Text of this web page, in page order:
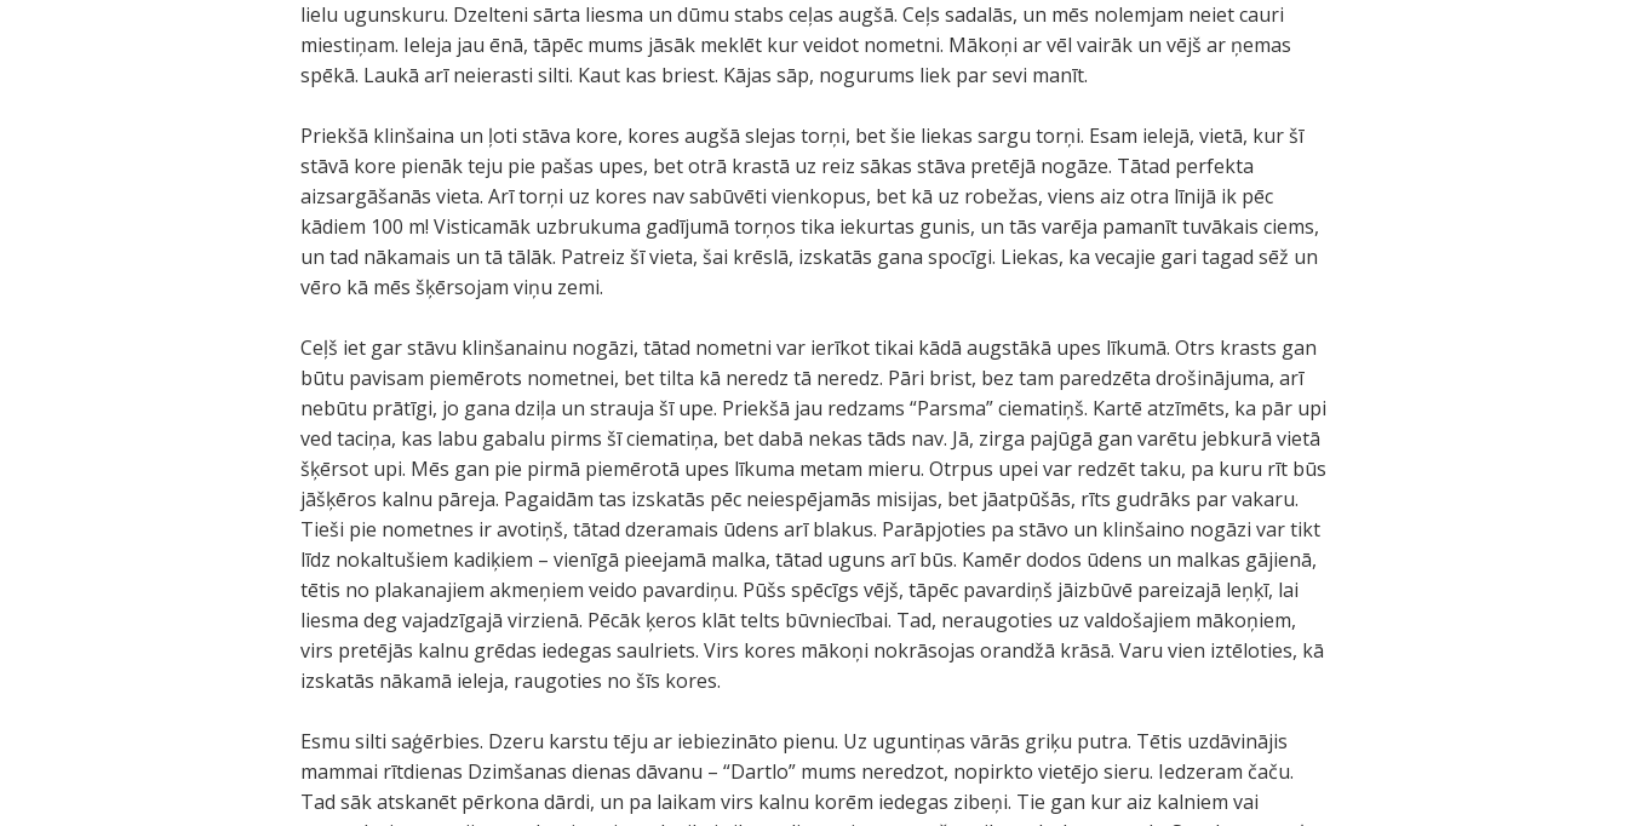
lielu ugunskuru. Dzelteni sārta liesma un dūmu stabs ceļas augšā. Ceļs sadalās, un mēs nolemjam neiet cauri
miestiņam. Ieleja jau ēnā, tāpēc mums jāsāk meklēt kur veidot nometni. Mākoņi ar vēl vairāk un vējš ar ņemas
spēkā. Laukā arī neierasti silti. Kaut kas briest. Kājas sāp, nogurums liek par sevi manīt.
Priekšā klinšaina un ļoti stāva kore, kores augšā slejas torņi, bet šie liekas sargu torņi. Esam ielejā, vietā, kur šī
stāvā kore pienāk teju pie pašas upes, bet otrā krastā uz reiz sākas stāva pretējā nogāze. Tātad perfekta
aizsargāšanās vieta. Arī torņi uz kores nav sabūvēti vienkopus, bet kā uz robežas, viens aiz otra līnijā ik pēc
kādiem 100 m! Visticamāk uzbrukuma gadījumā torņos tika iekurtas gunis, un tās varēja pamanīt tuvākais ciems,
un tad nākamais un tā tālāk. Patreiz šī vieta, šai krēslā, izskatās gana spocīgi. Liekas, ka vecajie gari tagad sēž un
vēro kā mēs šķērsojam viņu zemi.
Ceļš iet gar stāvu klinšanainu nogāzi, tātad nometni var ierīkot tikai kādā augstākā upes līkumā. Otrs krasts gan
būtu pavisam piemērots nometnei, bet tilta kā neredz tā neredz. Pāri brist, bez tam paredzēta drošinājuma, arī
nebūtu prātīgi, jo gana dziļa un strauja šī upe. Priekšā jau redzams “Parsma” ciematiņš. Kartē atzīmēts, ka pār upi
ved taciņa, kas labu gabalu pirms šī ciematiņa, bet dabā nekas tāds nav. Jā, zirga pajūgā gan varētu jebkurā vietā
šķērsot upi. Mēs gan pie pirmā piemērotā upes līkuma metam mieru. Otrpus upei var redzēt taku, pa kuru rīt būs
jāšķēros kalnu pāreja. Pagaidām tas izskatās pēc neiespējamās misijas, bet jāatpūšās, rīts gudrāks par vakaru.
Tieši pie nometnes ir avotiņš, tātad dzeramais ūdens arī blakus. Parāpjoties pa stāvo un klinšaino nogāzi var tikt
līdz nokaltušiem kadiķiem – vienīgā pieejamā malka, tātad uguns arī būs. Kamēr dodos ūdens un malkas gājienā,
tētis no plakanajiem akmeņiem veido pavardiņu. Pūšs spēcīgs vējš, tāpēc pavardiņš jāizbūvē pareizajā leņķī, lai
liesma deg vajadzīgajā virzienā. Pēcāk ķeros klāt telts būvniecībai. Tad, neraugoties uz valdošajiem mākoņiem,
virs pretējās kalnu grēdas iedegas saulriets. Virs kores mākoņi nokrāsojas orandžā krāsā. Varu vien iztēloties, kā
izskatās nākamā ieleja, raugoties no šīs kores.
Esmu silti saģērbies. Dzeru karstu tēju ar iebiezināto pienu. Uz uguntiņas vārās griķu putra. Tētis uzdāvinājis
mammai rītdienas Dzimšanas dienas dāvanu – “Dartlo” mums neredzot, nopirkto vietējo sieru. Iedzeram čaču.
Tad sāk atskanēt pērkona dārdi, un pa laikam virs kalnu korēm iedegas zibeņi. Tie gan kur aiz kalniem vai